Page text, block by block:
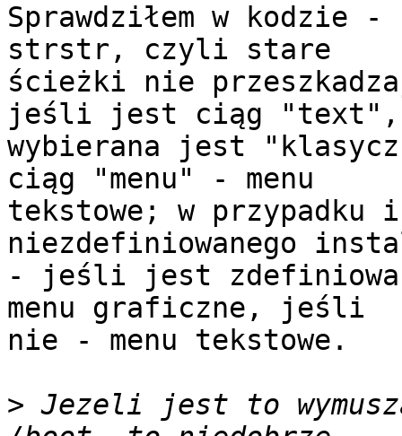
Sprawdziłem w kodzie
strstr, czyli stare
ścieżki nie
jeśli jest ciąg "text",
wybierana jest
ciąg "menu" - menu
tekstowe; w przypadku
niezdefiniowanego
- jeśli jest
menu graficzne, jeśli
nie - menu tekstowe.
> Jezeli jest to